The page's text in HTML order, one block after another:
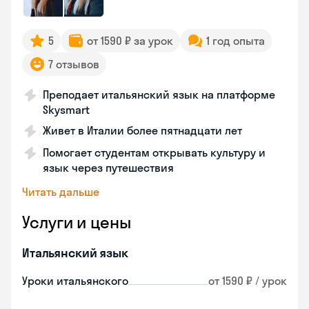
5 от 1590 ₽ за урок
1 год опыта
7 отзывов
Преподает итальянский язык на платформе
Skysmart
Живет в Италии более пятнадцати лет
Помогает студентам открывать культуру и
язык через путешествия
Читать дальше
Услуги и цены
Итальянский язык
Уроки итальянского от 1590 ₽ / урок